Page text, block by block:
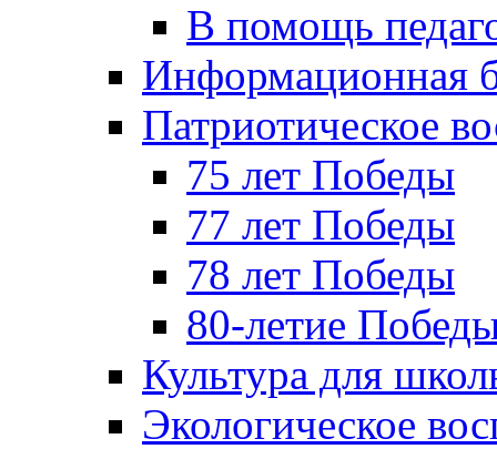
В помощь
Информационная
Патриотическое
75 лет Победы
77 лет Победы
78 лет Победы
80-летие
Культура для
Экологическое